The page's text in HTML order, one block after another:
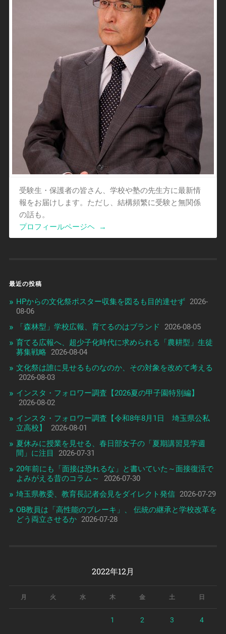
受験生・保護者の皆さん、学校や塾の先生方に最新情
報をお届けします。ただし、結構頻繁に受験と無関係
の話も。
プロフィールページヘ
→
最近の投稿
HPからの文化祭ポスター収集を図るも目的達せず 2026-
08-06
「森林型」学校広報、育てるのはブランド
2026-08-05
育てる広報へ、超少子化時代に求められる「農耕型」生徒
募集戦略
2026-08-04
文化祭は誰に見せるものなのか、その対象を改めて考える
2026-08-03
インスタ・フォロワー調査【2026夏の甲子園特別編】
2026-08-02
インスタ・フォロワー調査【令和8年8月1日 埼玉県公私
立高校】
2026-08-01
夏休みに授業を見せる、春日部女子の「夏期講習見学週
間」に注目
2026-07-31
20年前にも「面接は恐れるな」と書いていた～面接復活で
よみがえる昔のコラム～
2026-07-30
埼玉県教委、教育長記者会見をダイレクト発信 2026-07-29
OB教員は「高性能のブレーキ」、 伝統の継承と学校改革を
どう両立させるか 2026-07-28
2022年12月
月 火 水 木 金 土 日
1 2 3 4